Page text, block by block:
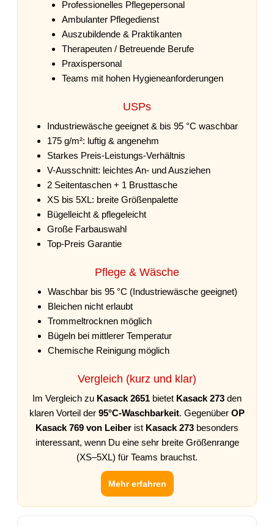
Professionelles Pflegepersonal
Ambulanter Pflegedienst
Auszubildende & Praktikanten
Therapeuten / Betreuende Berufe
Praxispersonal
Teams mit hohen Hygieneanforderungen
USPs
Industriewäsche geeignet & bis 95 °C waschbar
175 g/m²: luftig & angenehm
Starkes Preis-Leistungs-Verhältnis
V-Ausschnitt: leichtes An- und Ausziehen
2 Seitentaschen + 1 Brusttasche
XS bis 5XL: breite Größenpalette
Bügelleicht & pflegeleicht
Große Farbauswahl
Top-Preis Garantie
Pflege & Wäsche
Waschbar bis 95 °C (Industriewäsche geeignet)
Bleichen nicht erlaubt
Trommeltrocknen möglich
Bügeln bei mittlerer Temperatur
Chemische Reinigung möglich
Vergleich (kurz und klar)
Im Vergleich zu Kasack 2651 bietet Kasack 273 den
klaren Vorteil der 95°C-Waschbarkeit. Gegenüber OP
Kasack 769 von Leiber ist Kasack 273 besonders
interessant, wenn Du eine sehr breite Größenrange
(XS–5XL) für Teams brauchst.
Mehr erfahren